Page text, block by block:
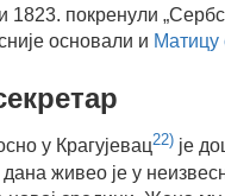
1823. покренули
основали и Матицу
у Крагујевац22) је
живео је у